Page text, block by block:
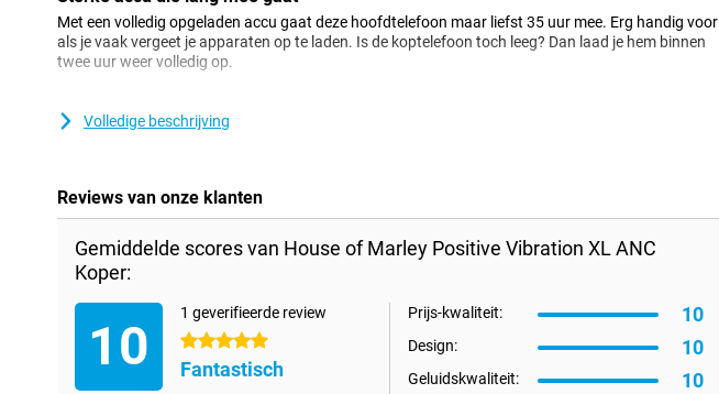
Met een volledig opgeladen accu gaat deze hoofdtelefoon maar liefst 35 uur mee. Erg handig voor
als je vaak vergeet je apparaten op te laden. Is de koptelefoon toch leeg? Dan laad je hem binnen
twee uur weer volledig op.
Mooi design met actieve ruisonderdrukking
Het design is afgewerkt met een koperachtige kleur en comfortabele oorkussens. Hierdoor is de
Volledige beschrijving
Reviews van onze klanten
Gemiddelde scores van House of Marley Positive Vibration XL ANC
Koper:
10
1 geverifieerde review
5 sterren
Fantastisch
Prijs-kwaliteit: 10
Design: 10
Geluidskwaliteit: 10